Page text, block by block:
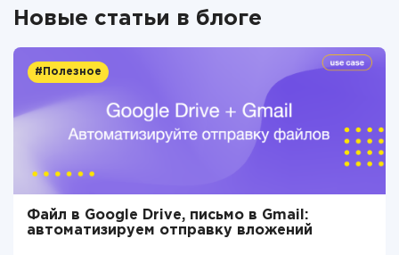
Новые статьи в блоге
#Полезное
Файл в Google Drive, письмо в Gmail:
автоматизируем отправку вложений